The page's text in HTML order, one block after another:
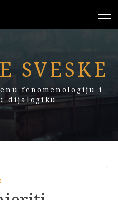
SVESKE
fenomenologiju i
dijalogiku